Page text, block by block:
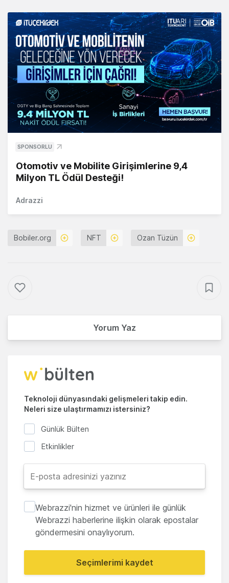
SPONSORLU
Otomotiv ve Mobilite Girişimlerine 9,4
Milyon TL Ödül Desteği!
Adrazzi
Bobiler.org NFT Ozan Tüzün
Yorum Yaz
Teknoloji dünyasındaki gelişmeleri takip edin.
Neleri size ulaştırmamızı istersiniz?
Günlük Bülten
Etkinlikler
Webrazzi'nin hizmet ve ürünleri ile günlük
Webrazzi haberlerine ilişkin olarak epostalar
göndermesini onaylıyorum.
Seçimlerimi kaydet